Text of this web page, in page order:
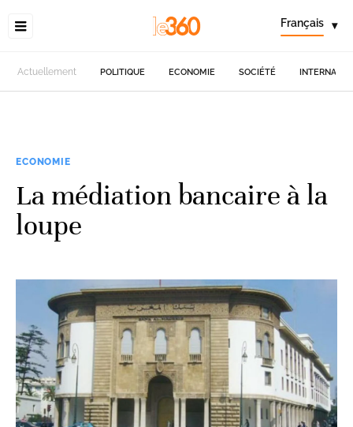
Français ▾
Actuellement POLITIQUE ECONOMIE SOCIÉTÉ
ECONOMIE
La médiation bancaire à la
loupe